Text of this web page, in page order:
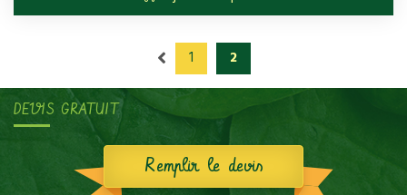
1 2
DEVIS GRATUIT
Remplir le devis